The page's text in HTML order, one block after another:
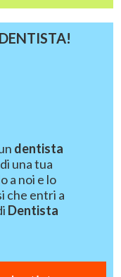
dentista
una tua
a noi e lo
che entri a
Dentista